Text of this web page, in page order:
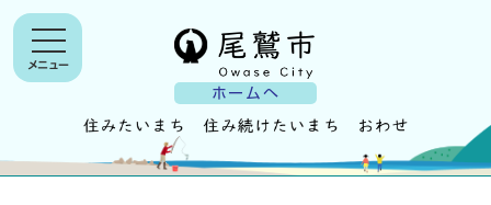
ホームへ
メニュー